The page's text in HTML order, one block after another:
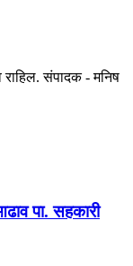
संपादक - मनिष
पा. सहकारी